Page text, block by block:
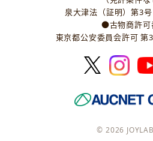
泉大津法（証明）第3
●古物商許可
東京都公安委員会許可 第
© 2026